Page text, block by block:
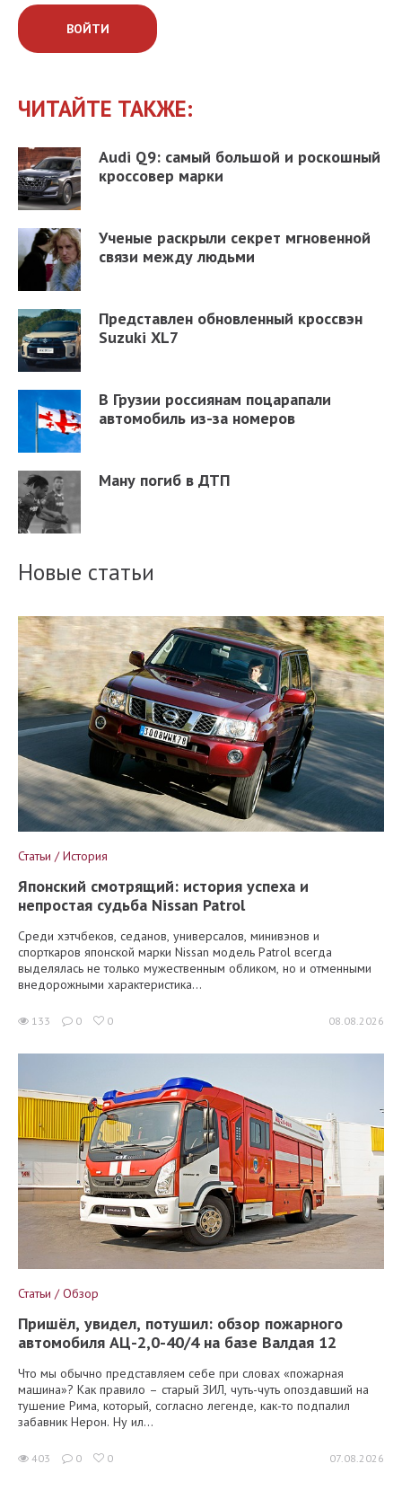
ВОЙТИ
ЧИТАЙТЕ ТАКЖЕ:
Audi Q9: самый большой и роскошный
кроссовер марки
Ученые раскрыли секрет мгновенной
связи между людьми
Представлен обновленный кроссвэн
Suzuki XL7
В Грузии россиянам поцарапали
автомобиль из-за номеров
Ману погиб в ДТП
Новые статьи
Статьи / История
Японский смотрящий: история успеха и
непростая судьба Nissan Patrol
Среди хэтчбеков, седанов, универсалов, минивэнов и
спорткаров японской марки Nissan модель Patrol всегда
выделялась не только мужественным обликом, но и отменными
внедорожными характеристика...
133 0 0 08.08.2026
Статьи / Обзор
Пришёл, увидел, потушил: обзор пожарного
автомобиля АЦ-2,0-40/4 на базе Валдая 12
Что мы обычно представляем себе при словах «пожарная
машина»? Как правило – старый ЗИЛ, чуть-чуть опоздавший на
тушение Рима, который, согласно легенде, как-то подпалил
забавник Нерон. Ну ил...
403 0 0 07.08.2026